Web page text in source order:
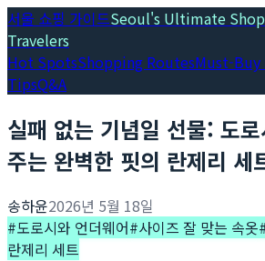
서울 쇼핑 가이드Seoul's Ultimate
Travelers
Hot SpotsShopping RoutesMust-
TipsQ&A
실패 없는 기념일 선물: 도
주는 완벽한 핏의 란제리 세
송하윤2026년 5월 18일
#도로시와 언더웨어#사이즈 잘 맞는 속옷
란제리 세트